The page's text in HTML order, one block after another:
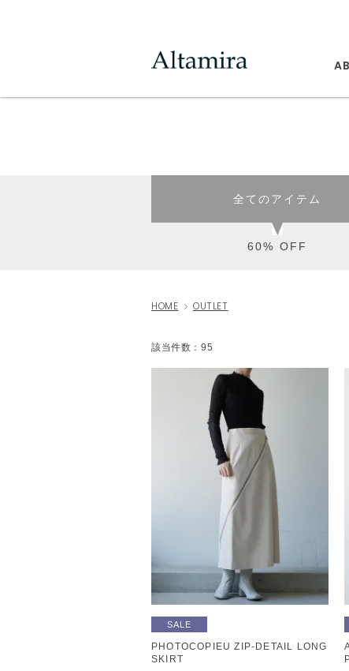
全てのアイテム
60% OFF
HOME OUTLET
該当件数：95
SALE
PHOTOCOPIEU ZIP-DETAIL LONG
SKIRT